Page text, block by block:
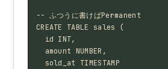
-- ふつうに書けばPermanent
CREATE TABLE sales (
  id INT,
  amount NUMBER,
  sold_at TIMESTAMP